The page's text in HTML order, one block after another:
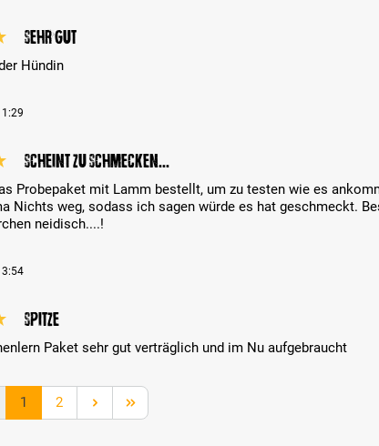
sehr gut
Hündin
Scheint zu schmecken...
Probepaket mit Lamm bestellt, um zu testen wie es
Nichts weg, sodass ich sagen würde es hat geschmeckt.
neidisch....!
Spitze
Paket sehr gut verträglich und im Nu aufgebraucht
Seite
1 Seite
2